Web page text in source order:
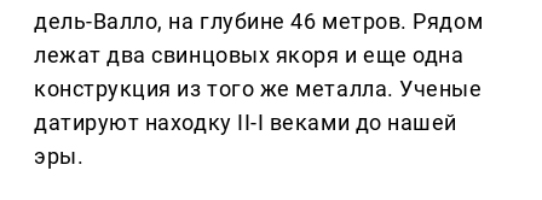
дель-Валло, на глубине 46 метров. Рядом
лежат два свинцовых якоря и еще одна
конструкция из того же металла. Ученые
датируют находку II-I веками до нашей
эры.